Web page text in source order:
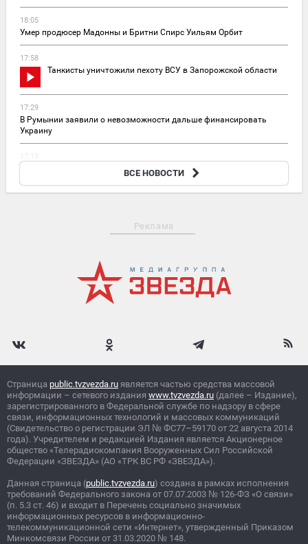
18:05
Умер продюсер Мадонны и Бритни Спирс Уильям Орбит
17:58
Танкисты уничтожили пехоту ВСУ в Запорожской области
17:29
В Румынии заявили о невозможности дальше финансировать
Украину
«Герани» поразили логистический центр «Рабен Украина» под
ВСЕ НОВОСТИ
Реклама
Страница public.tvzvezda.ru является частью средства массовой
информации – сетевого издания www.tvzvezda.ru (далее – Издание),
зарегистрированного в Федеральной службе по надзору в сфере
связи, информационных технологий и массовых коммуникаций
(Свидетельство о регистрации ЭЛ № ФС77–59170 от 22 августа 2014
года). Учредителем и редакцией Издания является Акционерное
общество «Телерадиокомпания Вооруженных Сил Российской
Федерации «ЗВЕЗДА» (АО «ТРК ВС РФ «ЗВЕЗДА»).
Данная страница (public.tvzvezda.ru) создана в рамках исполнения
требований Федерального закона от 07.07.2003 № 126-ФЗ «О связи»
(п. 5.3 ст. 46) и входит в Перечень социально значимых
информационных ресурсов в информационно-
телекоммуникационной сети «Интернет», утвержденный Приказом
Минкомсвязи России от 31.03.2020 № 148.